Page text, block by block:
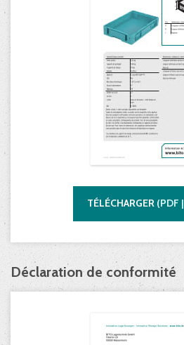
TÉLÉCHARGER (PDF |
Déclaration de conformité